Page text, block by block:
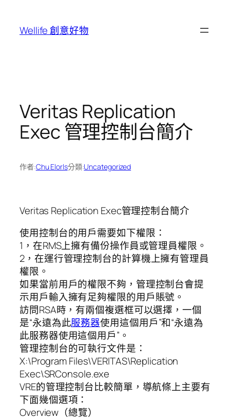
Wellife 創意好物
Veritas Replication
Exec 管理控制台簡介
作者:Chu Elorls分類:Uncategorized
Veritas Replication Exec管理控制台簡介
使用控制台的用戶需要如下權限：
1，在RMS上擁有備份操作員或管理員權限。
2，在運行管理控制台的計算機上擁有管理員
權限。
如果當前用戶的權限不夠，管理控制台會提
示用戶輸入擁有足夠權限的用戶賬號。
訪問RSA時，有兩個複選框可以選擇，一個
是“永遠為此服務器使用這個用戶”和“永遠為
此服務器使用這個用戶”。
管理控制台的可執行文件是：
X:\Program Files\VERITAS\Replication
Exec\SRConsole.exe
VRE的管理控制台比較簡單，導航條上主要有
下面幾個選項：
Overview（總覽）